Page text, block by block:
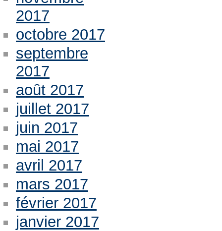
2017
octobre 2017
septembre
2017
août 2017
juillet 2017
juin 2017
mai 2017
avril 2017
mars 2017
février 2017
janvier 2017